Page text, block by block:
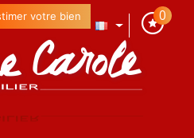
0
votre bien